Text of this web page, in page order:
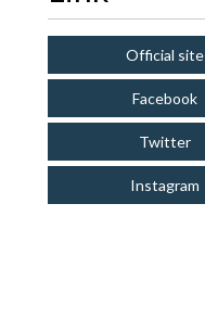
Official site
Facebook
Twitter
Instagram